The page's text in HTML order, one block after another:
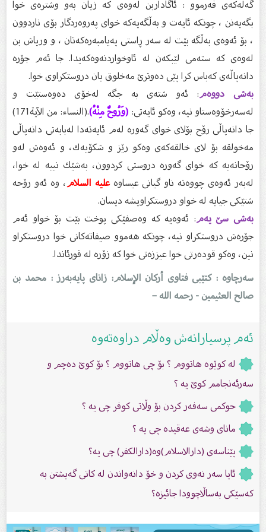
گەلەكەى فەرموو : ئاگاداربن لەوەى كە زیان بەو وشترەى خوا
بگەیەنن ، چونكە ئایەت و بەڵگەیەكە خواى پەروەردگار بۆى ناردوون
، بۆ ئەوەى بەڵگە بێت لە سەر ڕاستى پەیامبەرەكەتان ، و وریاش بن
لەوەى كە ستەمى لێبكەن لە ئاوخواردنەوەكەیدا. جا ئەم جۆرە
دانەپاڵەى كەباس كرا پێى دەوترێ مەخلوق یان دروستكراوى خوا.
بەشی دووەم: ئەو شتەى بە جگە لەخۆى دەوەستێت و
لەسەرخۆوەستاو نیە، وەكو ئایەتى:(وَرُوحٌ مِنْهُ)
.(النساء: من الآية171)
جا دانەپاڵى رۆح بۆلاى خواى گەورە لەم ئایەتەدا لەبابەتى دانەپاڵى
مەخولقە بۆ لاى خالقەكەى وەكو رێز و شكۆیەك، و ئەوەش لەو
رۆحانەیە كە خواى گەورە دروستى كردوون، بەشێك نییە لە خوا،
لەبەر ئەوەى چووەتە ناو گیانى عیساوەعلیە السلام، وە ئەو رۆحە
شتێكى جیایە لە خواو دروستكراویشە دیسان.
بەشی سێ یەم: ئەوەیە كە وەصفێكى پوخت بێت بۆ خواو ئەم
جۆرەش دروستكراو نیە، چونكە هەموو صیفاتەكانى خوا دروستكراو
نین، وەكو قودەرتى خوا عیززەتى خوا كە زۆرە لە قورئاندا.
سەرچاوە : کتێبی فتاوى أرکان الإسلام: زاناى پایەبەرز : محمد بن
صالح العثیمین - رحمه الله –
ئەم پرسیارانەش وەڵام دراوەتەوە
لە كوێوە هاتووم ؟ بۆ چی هاتووم ؟ بۆ كوێ دەچم و
سەرئەنجامم كوێ یە ؟
حوكمی سەفەر كردن بۆ وڵاتی كوفر چی یە ؟
مانای وشەى عەقیدە چی یە ؟
پێناسەى (دارالاسلام)وە(دارالكفر) چی یە؟
ئایا سەر نەوى كردن و خۆ دانەواندن لە كاتی گەیشتن‌ بە
كەسێكی بەساڵاچوودا جائیزە؟